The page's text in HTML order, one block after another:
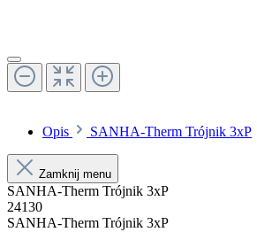
Opis SANHA-Therm Trójnik 3xP
Zamknij menu
SANHA-Therm Trójnik 3xP
24130
SANHA-Therm Trójnik 3xP